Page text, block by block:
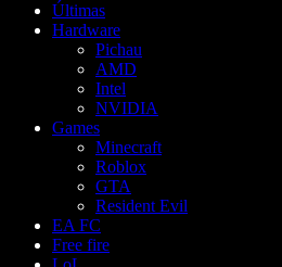
Últimas
Hardware
Pichau
AMD
Intel
NVIDIA
Games
Minecraft
Roblox
GTA
Resident Evil
EA FC
Free fire